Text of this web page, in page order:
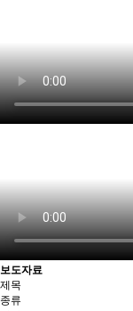
보도자료
제목
종류